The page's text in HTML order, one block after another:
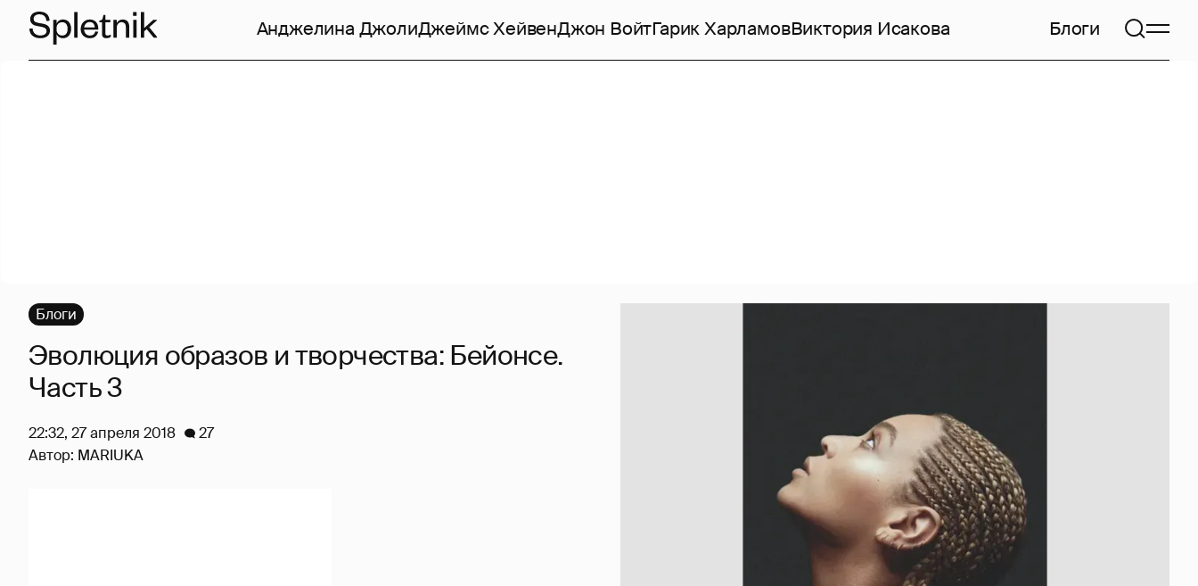
Анджелина ДжолиДжеймс ХейвенДжон ВойтГарик ХарламовВиктория Исакова Блоги
Блоги
Эволюция образов и творчества: Бейонсе.
Часть 3
22:32, 27 апреля 2018
27
Автор: MARIUKA